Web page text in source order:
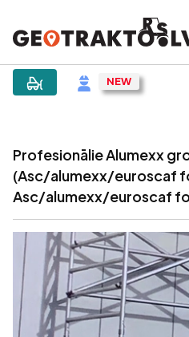
|Sludinājums
Profesionālie Alumexx
(Asc/alumexx/euroscaf
Asc/alumexx/euroscaf